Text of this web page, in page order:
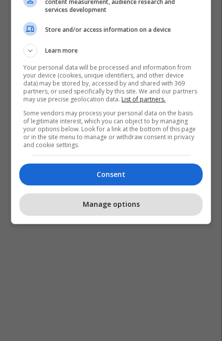
Mësoni kujdesin shëndetësor
EduCare
services development
Store and/or access information on a device
Learn more
Your personal data will be processed and information from
your device (cookies, unique identifiers, and other device
data) may be stored by, accessed by and shared with 369
partners, or used specifically by this site. We and our partners
may use precise geolocation data. List of partners.
Some vendors may process your personal data on the basis
of legitimate interest, which you can object to by managing
your options below. Look for a link at the bottom of this page
or in the site menu to manage or withdraw consent in privacy
and cookie settings.
Consent
Manage options